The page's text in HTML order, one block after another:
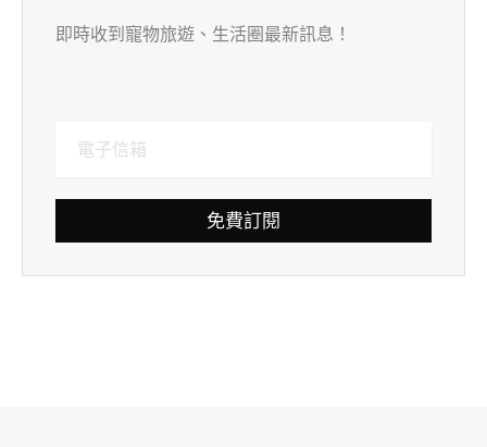
即時收到寵物旅遊、生活圈最新訊息！
免費訂閱